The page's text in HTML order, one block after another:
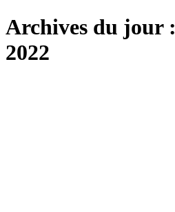
Archives du jour :
2022